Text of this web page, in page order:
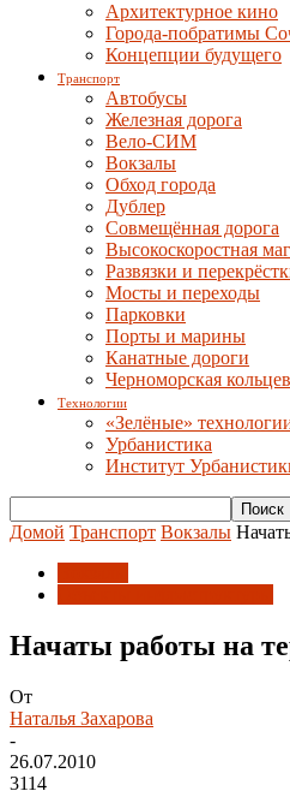
Архитектурное кино
Города-побратимы
Концепции будущего
Транспорт
Автобусы
Железная дорога
Вело-СИМ
Вокзалы
Обход города
Дублер
Совмещённая дорога
Высокоскоростная
Развязки и
Мосты и переходы
Парковки
Порты и марины
Канатные дороги
Черноморская
Технологии
«Зелёные»
Урбанистика
Институт
Домой Транспорт Вокзалы
Начаты работы на
От
Наталья Захарова
-
26.07.2010
3114